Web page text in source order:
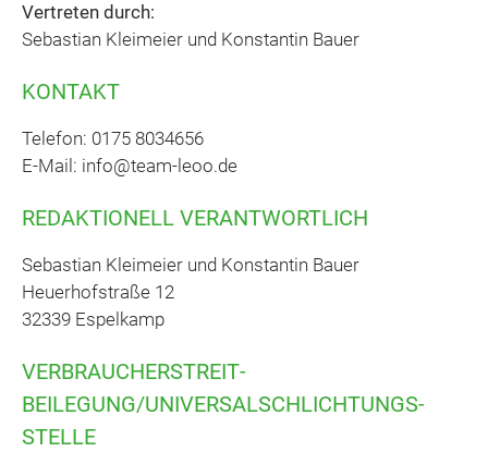
Vertreten durch:
Sebastian Kleimeier und Konstantin Bauer
KONTAKT
Telefon: 0175 8034656
E-Mail: info@team-leoo.de
REDAKTIONELL VERANTWORTLICH
Sebastian Kleimeier und Konstantin Bauer
Heuerhofstraße 12
32339 Espelkamp
VERBRAUCHER­STREIT­
BEILEGUNG/UNIVERSAL­SCHLICHTUNGS­
STELLE